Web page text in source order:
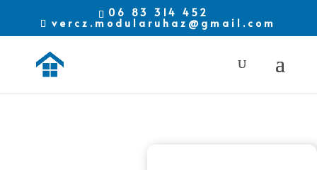
06 83 314 452
vercz.modularuhaz@gmail.com